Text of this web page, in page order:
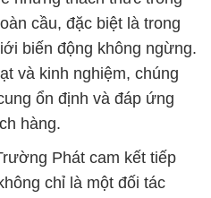
cầu, đặc biệt là trong
biến động không ngừng.
và kinh nghiệm, chúng
ổn định và đáp ứng
hàng.
Phát cam kết tiếp
chỉ là một đối tác